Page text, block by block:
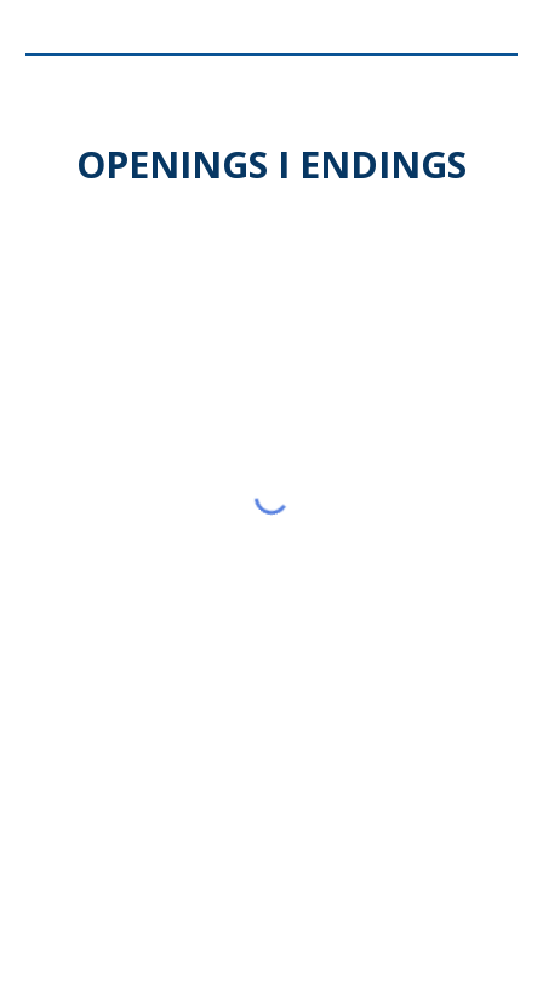
OPENINGS I ENDINGS